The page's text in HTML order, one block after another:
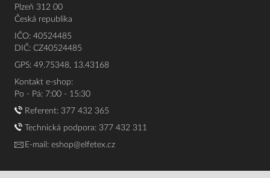
Plzeň 312 00
Česká republika
IČO: 40524485
DIČ: CZ40524485
GPS: 49.75348, 13.43168
Kontakt e-shop:
Po - Pá: 7:00 - 15:30
Referent: 377 432 365
Technická podpora: 377 432 311
E-mail: eshop@elfetex.cz